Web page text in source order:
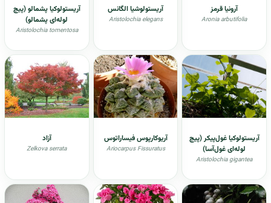
آرونیا قرمز
Aronia arbutifolia
آریستولوشیا الگانس
Aristolochia elegans
آریستولوکیا پشمالو (پیچ
لوله‌ای پشمالو)
Aristolochia tomentosa
آریستولوکیا غول‌پیکر (پیچ
لوله‌ای غول‌آسا)
Aristolochia gigantea
آريوكارپوس فیساراتوس
Ariocarpus Fissuratus
آزاد
Zelkova serrata